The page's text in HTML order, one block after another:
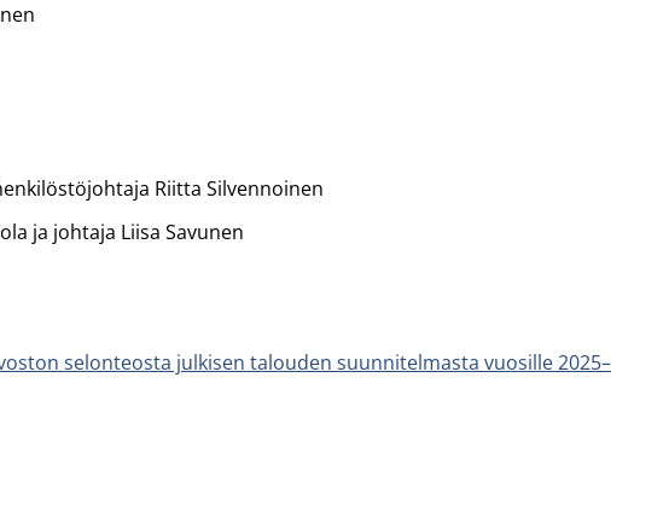
Riitta Silvennoinen
ja johtaja Liisa Savunen
selonteosta julkisen talouden suunnitelmasta vuosille 2025–